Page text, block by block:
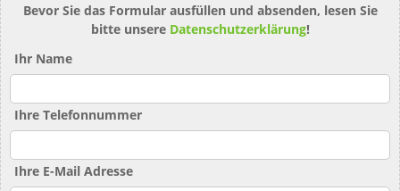
Bevor Sie das Formular ausfüllen und absenden, lesen Sie
bitte unsere Datenschutzerklärung!
Ihr Name
Ihre Telefonnummer
Ihre E-Mail Adresse